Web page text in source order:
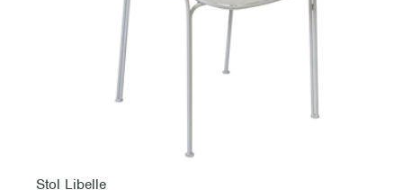
Stol Libelle